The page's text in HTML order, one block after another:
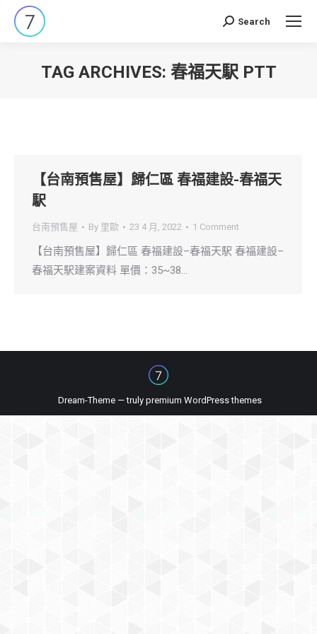
Search:
Search
TAG ARCHIVES: 春福天駅 PTT
【台南預售屋】歸仁區 春福建設-春福天
駅
台南預售屋 By 里歐 23 4 月, 2022 1 Comment
【台南預售屋】歸仁區 春福建設–春福天駅 春福建設–
春福天駅建案資料 單價：35~38…
Dream-Theme — truly premium WordPress themes